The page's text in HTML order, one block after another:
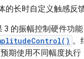
的长时自定义触感反
3 的振幅控制硬件功
。
预期使用不同幅度执行